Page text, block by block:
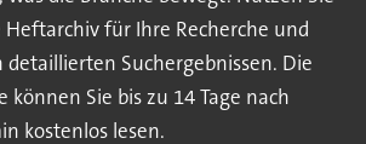
für Ihre Recherche und
Suchergebnissen. Die
können Sie bis zu 14 Tage nach
kostenlos lesen.